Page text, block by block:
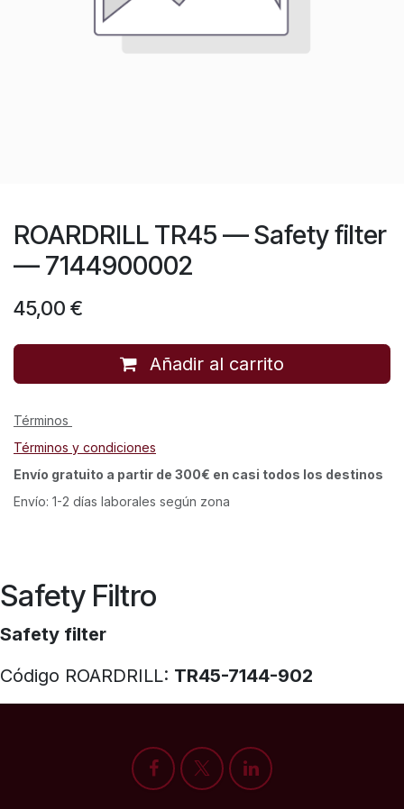
ROARDRILL TR45 — Safety filter
— 7144900002
45,00 €
Añadir al carrito
Términos
Términos y condiciones
Envío gratuito a partir de 300€ en casi todos los destinos
Envío: 1-2 días laborales según zona
Safety Filtro
Safety filter
Código ROARDRILL: TR45-7144-902